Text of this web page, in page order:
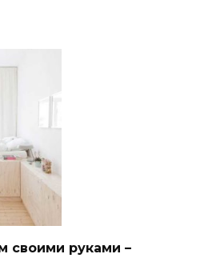
своими руками –